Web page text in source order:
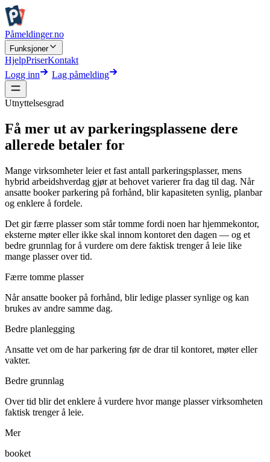
Påmeldinger.no
Funksjoner
HjelpPriserKontakt
Logg inn
Lag påmelding
Utnyttelsesgrad
Få mer ut av parkeringsplassene dere
allerede betaler for
Mange virksomheter leier et fast antall parkeringsplasser, mens
hybrid arbeidshverdag gjør at behovet varierer fra dag til dag. Når
ansatte booker parkering på forhånd, blir kapasiteten synlig, planbar
og enklere å fordele.
Det gir færre plasser som står tomme fordi noen har hjemmekontor,
eksterne møter eller ikke skal innom kontoret den dagen — og et
bedre grunnlag for å vurdere om dere faktisk trenger å leie like
mange plasser over tid.
Færre tomme plasser
Når ansatte booker på forhånd, blir ledige plasser synlige og kan
brukes av andre samme dag.
Bedre planlegging
Ansatte vet om de har parkering før de drar til kontoret, møter eller
vakter.
Bedre grunnlag
Over tid blir det enklere å vurdere hvor mange plasser virksomheten
faktisk trenger å leie.
Mer
booket